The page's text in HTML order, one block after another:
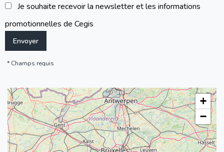
Champs requis
Je souhaite recevoir la newsletter et les informations
promotionnelles de Cegis
+
−